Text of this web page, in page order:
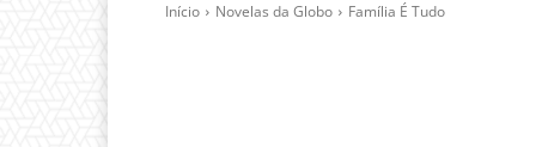
Início Novelas da Globo Família É Tudo